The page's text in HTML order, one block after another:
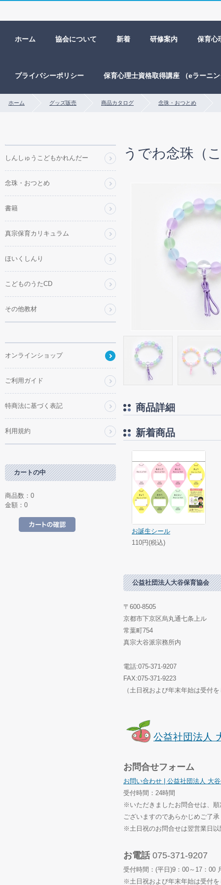
ホーム 協会について 新着 研修案内 保育心
プライバシーポリシー 保育心理士資格取得講座 （eラーニ
ホーム グッズ販売 商品カタログ 念珠・おつとめ
うでわ念珠（
商品詳細
新着商品
お誕生シール
110円(税込)
公益社団法人大谷保育協会
〒600-8505
京都市下京区烏丸通七条上ル
常葉町754
真宗大谷派宗務所内
電話:075-371-9207
FAX:075-371-9223
（土日祝および年末年始は受付
公益社団法人
お問合せフォーム
お問い合わせ | 公益社団法人 大
受付時間：24時間
※いただきましたお問合せは、
ございますのであらかじめご了
※土日祝のお問合せは翌営業日
お電話075-371-9207
受付時間：(平日)9：00～17：00
※土日祝および年末年始は受付
品
ゴ
しんしゅうこどもかれんだー
念珠・おつとめ
書籍
真宗保育カリキュラム
ほいくしんり
こどものうたCD
その他教材
オンラインショップ
ご利用ガイド
特商法に基づく表記
利用規約
カートの中
商品数：0
金額：0